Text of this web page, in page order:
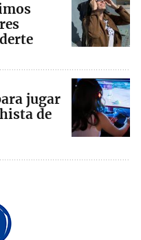
jugar
de